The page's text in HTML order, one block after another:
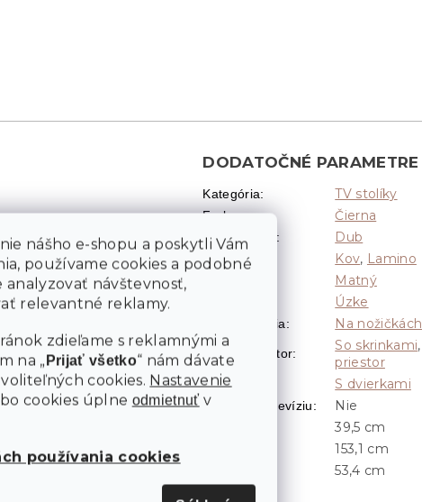
nášho e-shopu a poskytli Vám
používame cookies a podobné
analyzovať návštevnosť,
relevantné reklamy.
zdieľame s reklamnými a
na „ Prijať všetko“ nám dávate
cookies. Nastavenie
cookies úplne odmietnuť v
používania cookies
DODATOČNÉ PARAMETRE
Kategória: TV stolíky
Farba: Čierna
Dekor dreva : Dub
Materiál Kov, Lamino
Matný
Úzke
Typ ukotvenia: Na nožičkách
Úložný priestor: So skrinkami,
priestor
Zatváranie S dvierkami
Držiak na televíziu: Nie
39,5 cm
153,1 cm
53,4 cm